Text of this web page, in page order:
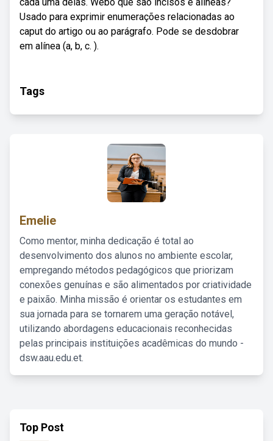
Usado para exprimir enumerações relacionadas ao
caput do artigo ou ao parágrafo. Pode se desdobrar
em alínea (a, b, c. ).
Tags
Emelie
Como mentor, minha dedicação é total ao
desenvolvimento dos alunos no ambiente escolar,
empregando métodos pedagógicos que priorizam
conexões genuínas e são alimentados por criatividade
e paixão. Minha missão é orientar os estudantes em
sua jornada para se tornarem uma geração notável,
utilizando abordagens educacionais reconhecidas
pelas principais instituições acadêmicas do mundo -
dsw.aau.edu.et.
Top Post